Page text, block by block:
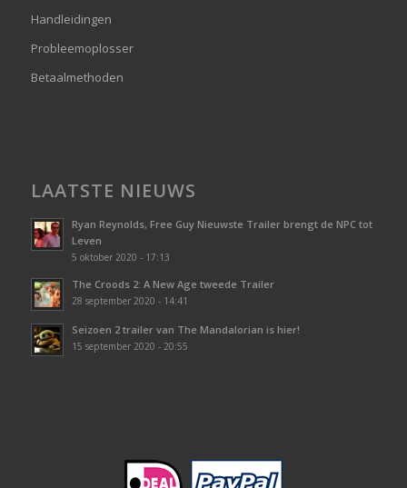
Handleidingen
Probleemoplosser
Betaalmethoden
LAATSTE NIEUWS
Ryan Reynolds, Free Guy Nieuwste Trailer brengt de NPC tot
Leven
5 oktober 2020 - 17:13
The Croods 2: A New Age tweede Trailer
28 september 2020 - 14:41
Seizoen 2 trailer van The Mandalorian is hier!
15 september 2020 - 20:55